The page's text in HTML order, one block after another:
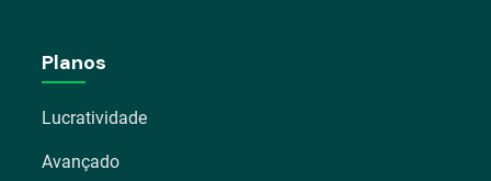
Planos
Lucratividade
Avançado